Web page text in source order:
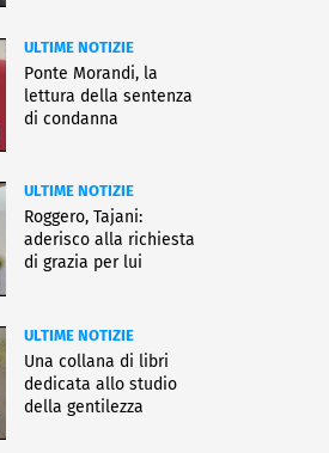
ULTIME NOTIZIE
Ponte Morandi, la
lettura della sentenza
di condanna
ULTIME NOTIZIE
Roggero, Tajani:
aderisco alla richiesta
di grazia per lui
ULTIME NOTIZIE
Una collana di libri
dedicata allo studio
della gentilezza